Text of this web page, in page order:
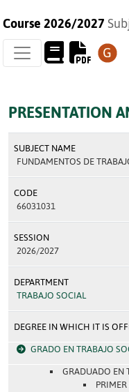
Course 2026/2027
PRESENTATION
SUBJECT NAME
FUNDAMENTOS DE
CODE
66031031
SESSION
2026/2027
DEPARTMENT
TRABAJO SOCIAL
DEGREE IN WHICH IT IS
GRADO EN TRABAJO
GRADUADO EN